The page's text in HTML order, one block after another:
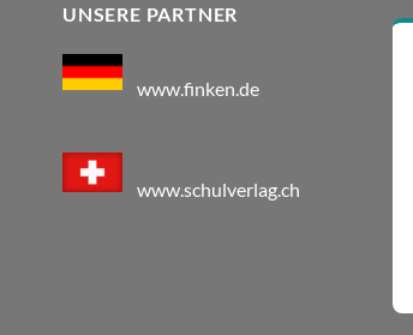
UNSERE PARTNER
www.finken.de
www.schulverlag.ch